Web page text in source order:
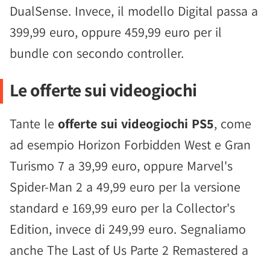
DualSense. Invece, il modello Digital passa a
399,99 euro, oppure 459,99 euro per il
bundle con secondo controller.
Le offerte sui videogiochi
Tante le offerte sui videogiochi PS5, come
ad esempio Horizon Forbidden West e Gran
Turismo 7 a 39,99 euro, oppure Marvel's
Spider-Man 2 a 49,99 euro per la versione
standard e 169,99 euro per la Collector's
Edition, invece di 249,99 euro. Segnaliamo
anche The Last of Us Parte 2 Remastered a